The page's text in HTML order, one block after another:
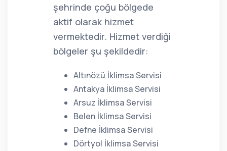
şehrinde çoğu bölgede
aktif olarak hizmet
vermektedir. Hizmet verdiği
bölgeler şu şekildedir:
Altınözü İklimsa Servisi
Antakya İklimsa Servisi
Arsuz İklimsa Servisi
Belen İklimsa Servisi
Defne İklimsa Servisi
Dörtyol İklimsa Servisi